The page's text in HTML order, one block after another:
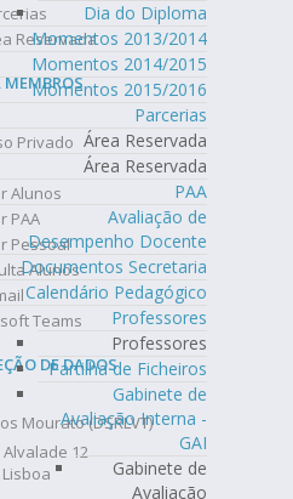
Dia do Diploma
Momentos 2013/2014
Momentos 2014/2015
Momentos 2015/2016
Parcerias
Área Reservada
Área Reservada
PAA
Avaliação de
Desempenho Docente
Documentos Secretaria
Calendário Pedagógico
Professores
Professores
Partilha de Ficheiros
Gabinete de
Avaliação Interna -
GAI
Gabinete de
Avaliação
Reservada
MEMBROS
Privado
Alunos
PAA
Pessoal
Alunos
Teams
DE DADOS
Mourato (DSRLVT)
12
Lisboa